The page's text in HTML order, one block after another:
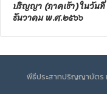
ปริญญา (ภาคเช้า) ในวัน
ธันวาคม พ.ศ.๒๕๖๖
พีธีประสาทปริญญาบัตร